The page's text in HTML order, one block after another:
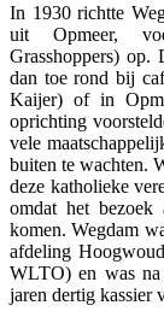
In 1930 richtte
uit Opmeer,
Grasshoppers)
dan toe rond bij
Kaijer) of in
oprichting
vele
buiten te wachten.
deze katholieke
omdat het
komen. Wegdam
afdeling
WLTO) en was
jaren dertig kassier